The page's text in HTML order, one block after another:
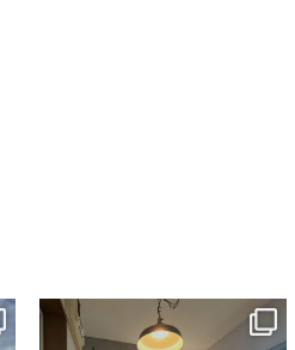
tomohouseinc
7月 13